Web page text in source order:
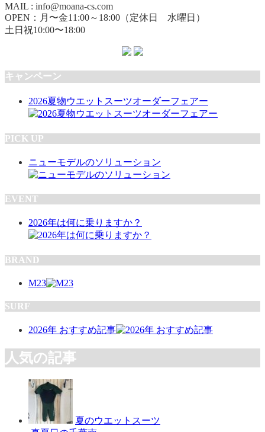
MAIL : info@moana-cs.com
OPEN：月〜金11:00～18:00（定休日 水曜日）
土日祝10:00〜18:00
キャンペーン
2026夏物ウエットスーツオーダーフェアー
PICK UP
ニューモデルのソリューション
EVENT
2026年は何に乗りますか？
BRAND
M23
SURF
2026年 おすすめ記事
人気の記事
夏のウエットスーツ